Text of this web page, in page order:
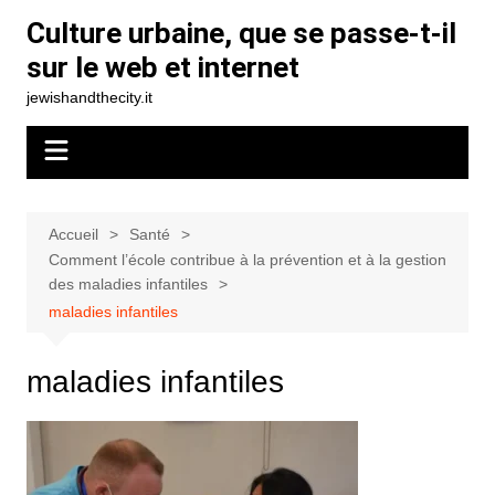
contenu
Culture urbaine, que se passe-t-il
sur le web et internet
jewishandthecity.it
Accueil
Santé
Comment l’école contribue à la prévention et à la gestion
des maladies infantiles
maladies infantiles
maladies infantiles